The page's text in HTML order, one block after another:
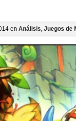
en Análisis, Juegos de